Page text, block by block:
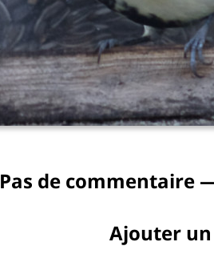
Pas de commentaire
Ajouter